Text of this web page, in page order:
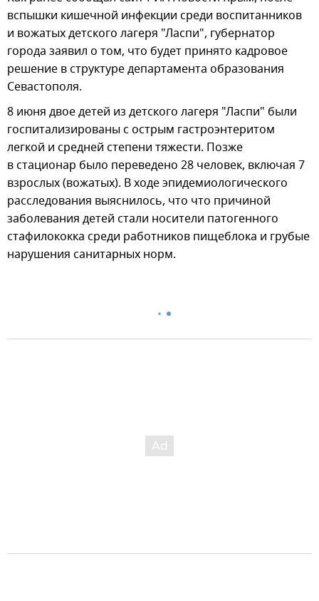
вспышки кишечной инфекции среди воспитанников
и вожатых детского лагеря "Ласпи", губернатор
города заявил о том, что будет принято кадровое
решение в структуре департамента образования
Севастополя.
8 июня двое детей из детского лагеря "Ласпи" были
госпитализированы с острым гастроэнтеритом
легкой и средней степени тяжести. Позже
в стационар было переведено 28 человек, включая 7
взрослых (вожатых). В ходе эпидемиологического
расследования выяснилось, что что причиной
заболевания детей стали носители патогенного
стафилококка среди работников пищеблока и грубые
нарушения санитарных норм.